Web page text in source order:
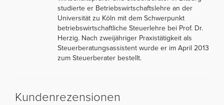
studierte er Betriebswirtschaftslehre an der
Universität zu Köln mit dem Schwerpunkt
betriebswirtschaftliche Steuerlehre bei Prof. Dr.
Herzig. Nach zweijähriger Praxistätigkeit als
Steuerberatungsassistent wurde er im April 2013
zum Steuerberater bestellt.
Kundenrezensionen